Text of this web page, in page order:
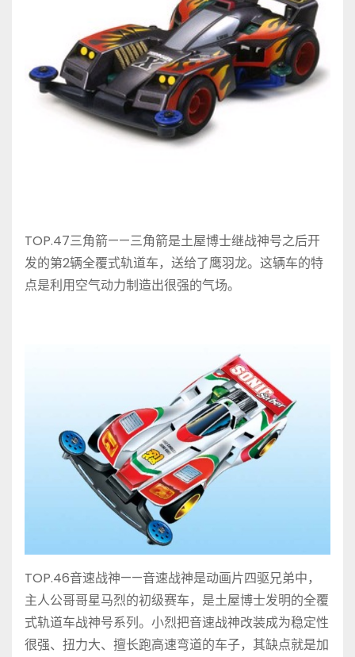
TOP.47三角箭——三角箭是土屋博士继战神号之后开
发的第2辆全覆式轨道车，送给了鹰羽龙。这辆车的特
点是利用空气动力制造出很强的气场。
TOP.46音速战神——音速战神是动画片四驱兄弟中，
主人公哥哥星马烈的初级赛车，是土屋博士发明的全覆
式轨道车战神号系列。小烈把音速战神改装成为稳定性
很强、扭力大、擅长跑高速弯道的车子，其缺点就是加